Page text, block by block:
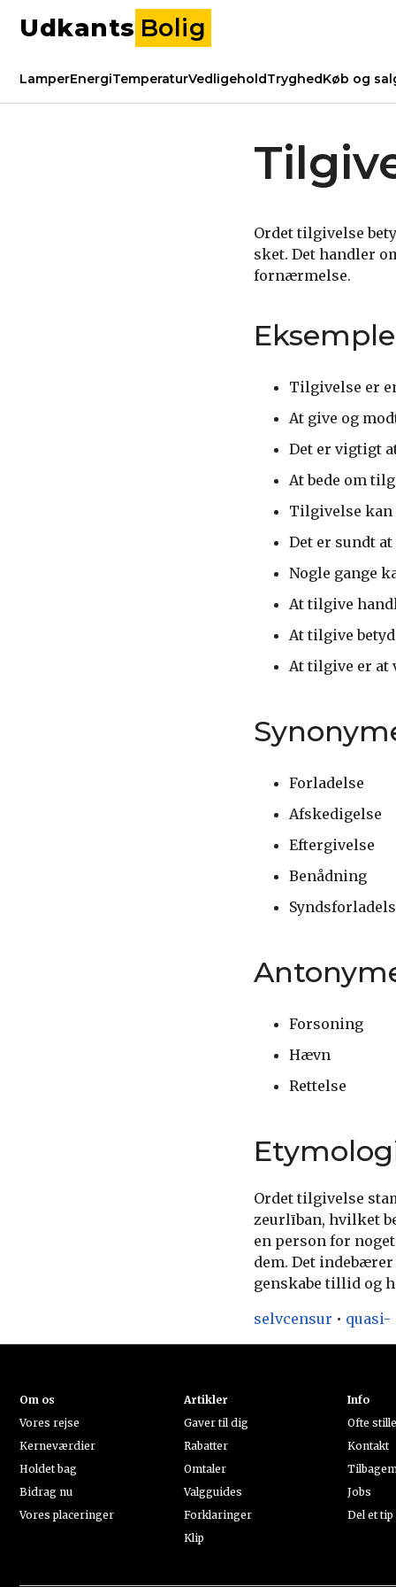
Udkants Bolig
LamperEnergiTemperaturVedligeholdTryghedKøb og
Ordet tilgivelse
sket. Det handler
fornærmelse.
Tilgivelse er
At give og
Det er vigtigt
At bede om
Tilgivelse kan
Det er sundt
Nogle gange
At tilgive
At tilgive
At tilgive er
Forladelse
Afskedigelse
Eftergivelse
Benådning
Forsoning
Hævn
Rettelse
Ordet tilgivelse
zeurlīban, hvilket
en person for
dem. Det
genskabe tillid og
selvcensur • quasi-
Om os
Vores rejse
Kerneværdier
Holdet bag
Bidrag nu
Vores placeringer
Artikler
Gaver til dig
Rabatter
Omtaler
Valgguides
Forklaringer
Klip
Info
Ofte
Kontakt
Jobs
Del et tip